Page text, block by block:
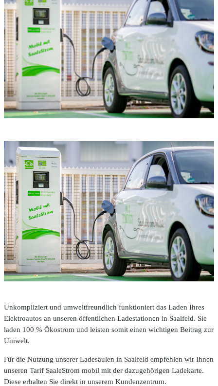
Unkompliziert und umweltfreundlich funktioniert das Laden Ihres
Elektroautos an unseren öffentlichen Ladestationen in Saalfeld. Sie
laden 100 % Ökostrom und leisten somit einen wichtigen Beitrag zur
Umwelt.
Für die Nutzung unserer Ladesäulen in Saalfeld empfehlen wir Ihnen
unseren Tarif SaaleStrom mobil mit der dazugehörigen Ladekarte.
Diese erhalten Sie direkt in unserem Kundenzentrum.